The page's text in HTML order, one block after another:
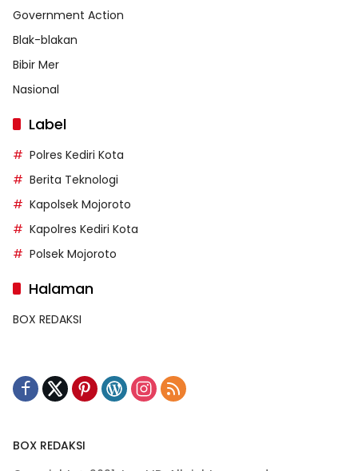
Government Action
Blak-blakan
Bibir Mer
Nasional
Label
Polres Kediri Kota
Berita Teknologi
Kapolsek Mojoroto
Kapolres Kediri Kota
Polsek Mojoroto
Halaman
BOX REDAKSI
BOX REDAKSI